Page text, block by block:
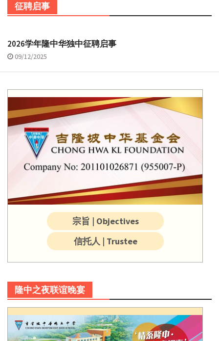
征聘启事
2026学年隆中华独中征聘启事
09/12/2025
宗旨 | Objectives
信托人 | Trustee
隆中之夜联谊晚宴